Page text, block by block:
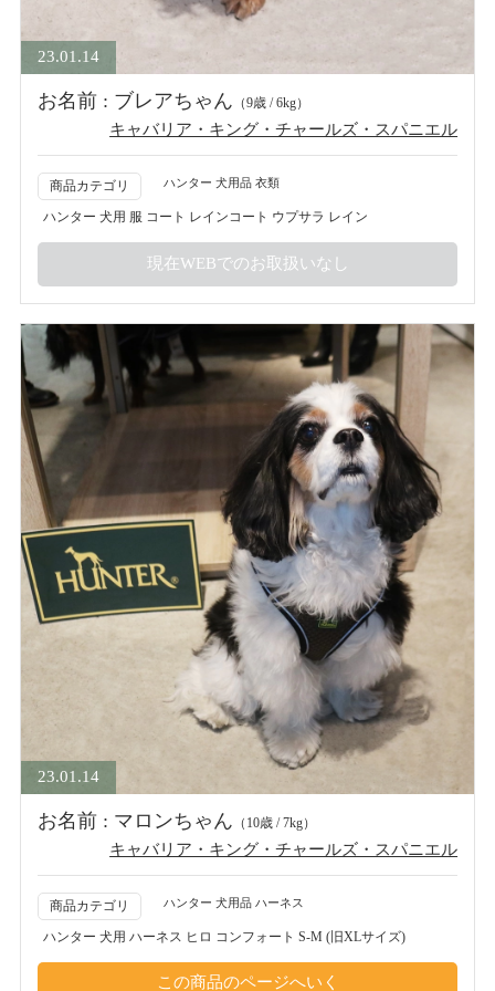
23.01.14
お名前 : ブレアちゃん （9歳 / 6kg）
キャバリア・キング・チャールズ・スパニエル
商品カテゴリ ハンター 犬用品 衣類
ハンター 犬用 服 コート レインコート ウプサラ レイン
23.01.14
お名前 : マロンちゃん （10歳 / 7kg）
キャバリア・キング・チャールズ・スパニエル
商品カテゴリ ハンター 犬用品 ハーネス
ハンター 犬用 ハーネス ヒロ コンフォート S-M (旧XLサイズ)